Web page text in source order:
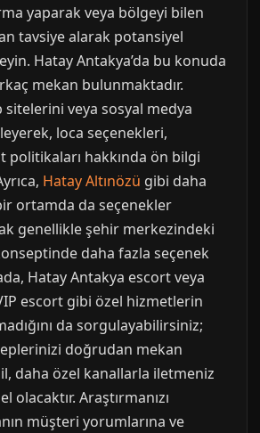
yaparak veya bölgeyi bilen
tavsiye alarak potansiyel
Hatay Antakya’da bu konuda
mekan bulunmaktadır.
sitelerini veya sosyal medya
loca seçenekleri,
politikaları hakkında ön bilgi
Hatay Altınözü gibi daha
ortamda da seçenekler
genellikle şehir merkezindeki
daha fazla seçenek
Hatay Antakya escort veya
escort gibi özel hizmetlerin
da sorgulayabilirsiniz;
doğrudan mekan
daha özel kanallarla iletmeniz
olacaktır. Araştırmanızı
müşteri yorumlarına ve